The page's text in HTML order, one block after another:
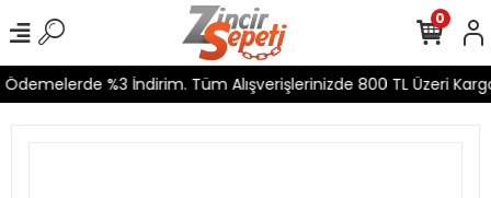
%3 İndirim. Tüm Alışverişlerinizde 800 TL Üzeri
0